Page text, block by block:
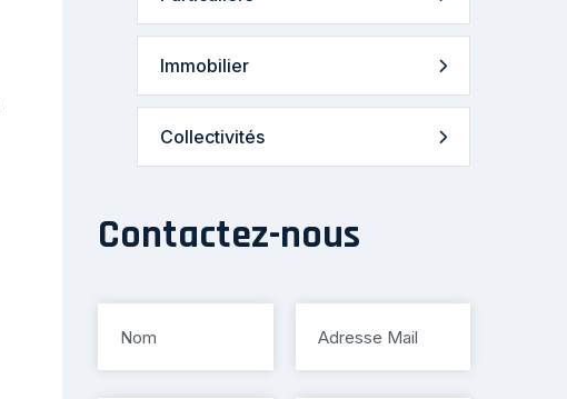
Immobilier
Collectivités
Contactez-nous